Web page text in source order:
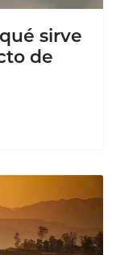
sirve
de